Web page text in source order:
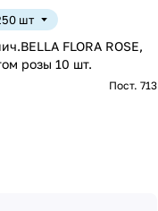
шт
FLORA ROSE,
ароматом розы 10 шт.
Пост. 713